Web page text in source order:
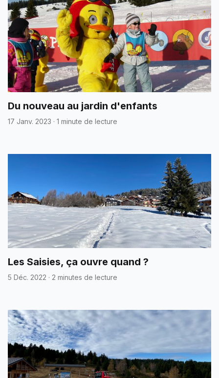
Du nouveau au jardin d'enfants
17 Janv. 2023 · 1 minute de lecture
Les Saisies, ça ouvre quand ?
5 Déc. 2022 · 2 minutes de lecture